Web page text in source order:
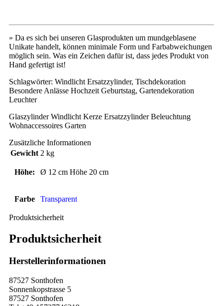
» Da es sich bei unseren Glasprodukten um mundgeblasene
Unikate handelt, können minimale Form und Farbabweichungen
möglich sein. Was ein Zeichen dafür ist, dass jedes Produkt von
Hand gefertigt ist!
Schlagwörter: Windlicht Ersatzzylinder, Tischdekoration
Besondere Anlässe Hochzeit Geburtstag, Gartendekoration
Leuchter
Glaszylinder Windlicht Kerze Ersatzzylinder Beleuchtung
Wohnaccessoires Garten
Zusätzliche Informationen
Gewicht 2 kg
Höhe: Ø 12 cm Höhe 20 cm
Farbe Transparent
Produktsicherheit
Produktsicherheit
Herstellerinformationen
87527 Sonthofen
Sonnenkopstrasse 5
87527 Sonthofen